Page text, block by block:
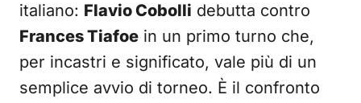
italiano: Flavio Cobolli debutta contro
Frances Tiafoe in un primo turno che,
per incastri e significato, vale più di un
semplice avvio di torneo. È il confronto